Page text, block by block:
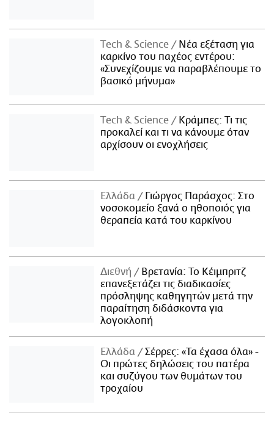
Τech & Science
Νέα εξέταση για
καρκίνο του παχέος εντέρου:
«Συνεχίζουμε να παραβλέπουμε το
βασικό μήνυμα»
Τech & Science
Κράμπες: Τι τις
προκαλεί και τι να κάνουμε όταν
αρχίσουν οι ενοχλήσεις
Ελλάδα
Γιώργος Παράσχος: Στο
νοσοκομείο ξανά ο ηθοποιός για
θεραπεία κατά του καρκίνου
Διεθνή
Βρετανία: Το Κέιμπριτζ
επανεξετάζει τις διαδικασίες
πρόσληψης καθηγητών μετά την
παραίτηση διδάσκοντα για
λογοκλοπή
Ελλάδα
Σέρρες: «Τα έχασα όλα» -
Οι πρώτες δηλώσεις του πατέρα
και συζύγου των θυμάτων του
τροχαίου